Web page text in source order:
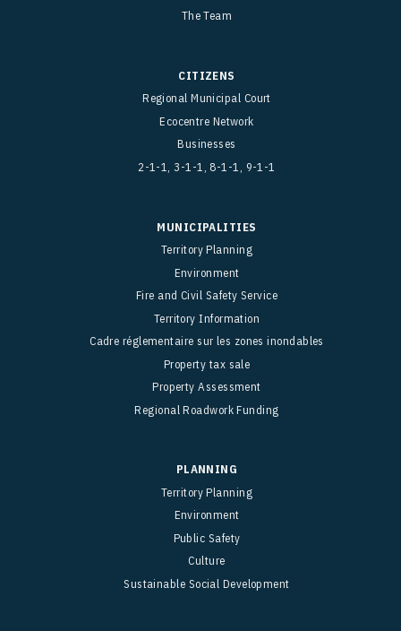
The Team
CITIZENS
Regional Municipal Court
Ecocentre Network
Businesses
2-1-1, 3-1-1, 8-1-1, 9-1-1
MUNICIPALITIES
Territory Planning
Environment
Fire and Civil Safety Service
Territory Information
Cadre réglementaire sur les zones inondables
Property tax sale
Property Assessment
Regional Roadwork Funding
PLANNING
Territory Planning
Environment
Public Safety
Culture
Sustainable Social Development